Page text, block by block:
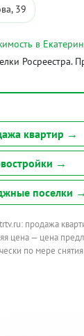
39
в
Росреестра.
квартир →
→
поселки →
продажа
цена — цена
по мере